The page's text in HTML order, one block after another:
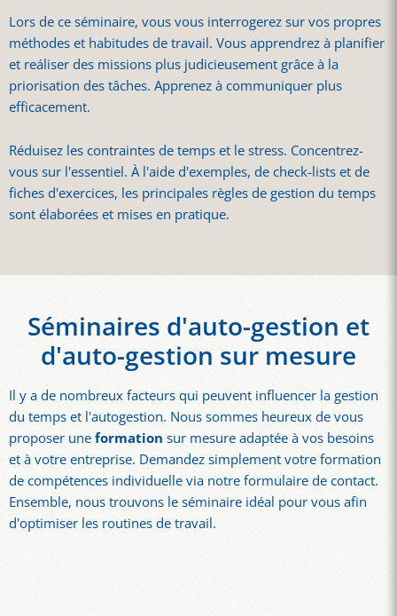
Lors de ce séminaire, vous vous interrogerez sur vos propres
méthodes et habitudes de travail. Vous apprendrez à planifier
et reáliser des missions plus judicieusement grâce à la
priorisation des tâches. Apprenez à communiquer plus
efficacement.
Réduisez les contraintes de temps et le stress. Concentrez-
vous sur l'essentiel. À l'aide d'exemples, de check-lists et de
fiches d'exercices, les principales règles de gestion du temps
sont élaborées et mises en pratique.
Séminaires d'auto-gestion et
d'auto-gestion sur mesure
Il y a de nombreux facteurs qui peuvent influencer la gestion
du temps et l'autogestion. Nous sommes heureux de vous
proposer uneformation sur mesure adaptée à vos besoins
et à votre entreprise. Demandez simplement votre formation
de compétences individuelle via notre formulaire de contact.
Ensemble, nous trouvons le séminaire idéal pour vous afin
d'optimiser les routines de travail.